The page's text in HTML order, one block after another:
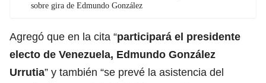
sobre gira de Edmundo González
Agregó que en la cita “participará el presidente
electo de Venezuela, Edmundo González
Urrutia” y también “se prevé la asistencia del